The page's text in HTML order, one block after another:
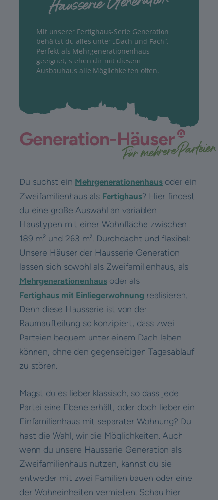
Mit unserer Fertighaus-Serie Generation
behältst du alles unter „Dach und Fach“.
Perfekt als Mehrgenerationenhaus
geeignet, stehen dir mit diesem
Ausbauhaus alle Möglichkeiten offen.
Generation-Häuser
Für mehrere Parteien
Du suchst ein Mehrgenerationenhaus oder ein
Zweifamilienhaus als Fertighaus? Hier findest
du eine große Auswahl an variablen
Haustypen mit einer Wohnfläche zwischen
189 m² und 263 m². Durchdacht und flexibel:
Unsere Häuser der Hausserie Generation
lassen sich sowohl als Zweifamilienhaus, als
Mehrgenerationenhaus oder als
Fertighaus mit Einliegerwohnung realisieren.
Denn diese Hausserie ist von der
Raumaufteilung so konzipiert, dass zwei
Parteien bequem unter einem Dach leben
können, ohne den gegenseitigen Tagesablauf
zu stören.
Magst du es lieber klassisch, so dass jede
Partei eine Ebene erhält, oder doch lieber ein
Einfamilienhaus mit separater Wohnung? Du
hast die Wahl, wir die Möglichkeiten. Auch
wenn du unsere Hausserie Generation als
Zweifamilienhaus nutzen, kannst du sie
entweder mit zwei Familien bauen oder eine
der Wohneinheiten vermieten. Schau hier